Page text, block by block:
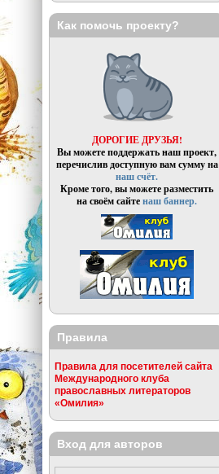
Как помочь проекту?
ДОРОГИЕ ДРУЗЬЯ!
Вы можете поддержать наш проект,
перечислив доступную вам сумму на
наш счёт.
Кроме того, вы можете разместить
на своём сайтенаш баннер.
Правила
Правила для посетителей сайта
Международного клуба
православных литераторов
«Омилия»
Вход для авторов